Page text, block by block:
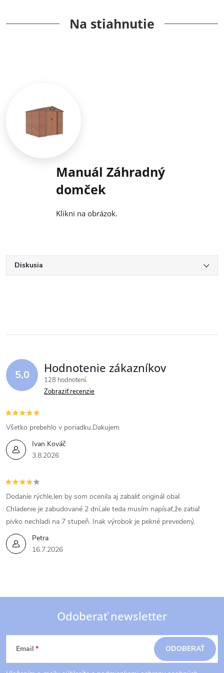
Na stiahnutie
Manuál Záhradný
domček
Klikni na obrázok.
Diskusia
5,0 Hodnotenie zákazníkov
128 hodnotení
Zobraziť recenzie
Ivan Kováč
3.8.2026
Všetko prebehlo v poriadku.Dakujem
Petra
16.7.2026
Dodanie rýchle,len by som ocenila aj zabaliť originál obal.
Chladenie je zabudované 2 dní,ale teda musím napísať,že zatiaľ
pivko nechladi na 7 stupeň. Inak výrobok je pekné prevedený.
Z
á
Odoberať newsletter
Email ODOBERAŤ